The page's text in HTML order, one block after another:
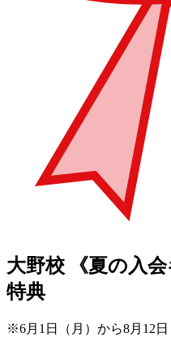
大野校 《夏の入
特典
※6月1日（月）から8月12